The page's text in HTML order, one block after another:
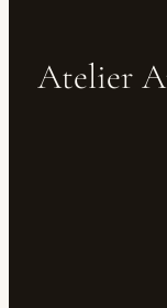
Atelier